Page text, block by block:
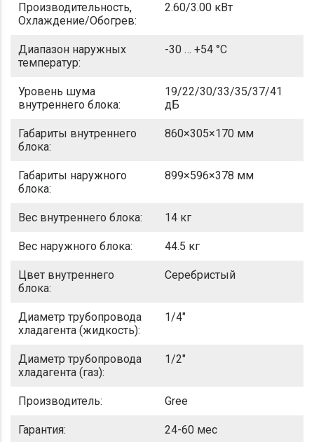
Производительность,
Охлаждение/Обогрев:
2.60/3.00 кВт
Диапазон наружных
температур:
-30 … +54 °C
Уровень шума
внутреннего блока:
19/22/30/33/35/37/41
дБ
Габариты внутреннего
блока:
860×305×170 мм
Габариты наружного
блока:
899×596×378 мм
Вес внутреннего блока: 14 кг
Вес наружного блока: 44.5 кг
Цвет внутреннего
блока:
Серебристый
Диаметр трубопровода
хладагента (жидкость):
1/4"
Диаметр трубопровода
хладагента (газ):
1/2"
Производитель: Gree
Гарантия: 24-60 мес